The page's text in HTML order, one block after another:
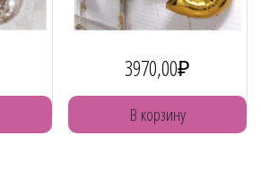
3970,00₽
В корзину